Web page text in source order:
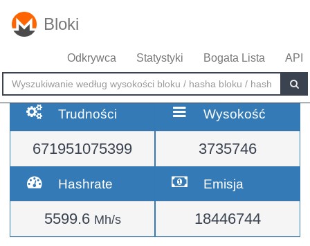
Bloki
Odkrywca Statystyki Bogata Lista API
Trudności
671951075399
Wysokość
3735746
Hashrate
5599.6 Mh/s
Emisja
18446744